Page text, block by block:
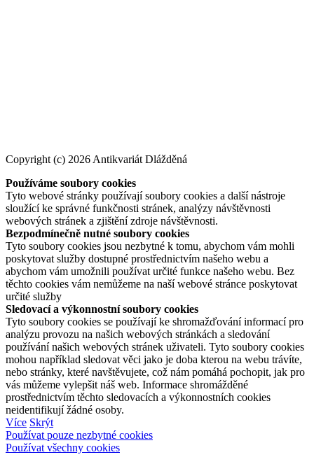
Copyright (c) 2026 Antikvariát Dlážděná
Používáme soubory cookies
Tyto webové stránky používají soubory cookies a další nástroje
sloužící ke správné funkčnosti stránek, analýzy návštěvnosti
webových stránek a zjištění zdroje návštěvnosti.
Bezpodmínečně nutné soubory cookies
Tyto soubory cookies jsou nezbytné k tomu, abychom vám mohli
poskytovat služby dostupné prostřednictvím našeho webu a
abychom vám umožnili používat určité funkce našeho webu. Bez
těchto cookies vám nemůžeme na naší webové stránce poskytovat
určité služby
Sledovací a výkonnostní soubory cookies
Tyto soubory cookies se používají ke shromažďování informací pro
analýzu provozu na našich webových stránkách a sledování
používání našich webových stránek uživateli. Tyto soubory cookies
mohou například sledovat věci jako je doba kterou na webu trávíte,
nebo stránky, které navštěvujete, což nám pomáhá pochopit, jak pro
vás můžeme vylepšit náš web. Informace shromážděné
prostřednictvím těchto sledovacích a výkonnostních cookies
neidentifikují žádné osoby.
Více Skrýt
Používat pouze nezbytné cookies
Používat všechny cookies